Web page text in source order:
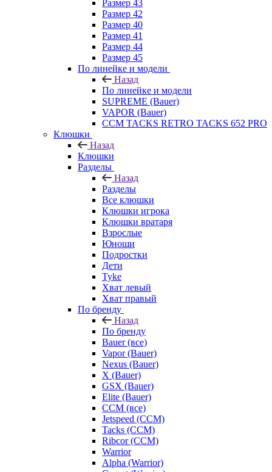
Размер 43
Размер 42
Размер 40
Размер 41
Размер 44
Размер 45
По линейке и модели
Назад
По линейке и модели
SUPREME (Bauer)
VAPOR (Bauer)
CCM TACKS RETRO TACKS 652 PRO
Клюшки
Назад
Клюшки
Разделы
Назад
Разделы
Все клюшки
Клюшки игрока
Клюшки вратаря
Взрослые
Юноши
Подростки
Дети
Tyke
Хват левый
Хват правый
По бренду
Назад
По бренду
Bauer (все)
Vapor (Bauer)
Nexus (Bauer)
X (Bauer)
GSX (Bauer)
Elite (Bauer)
CCM (все)
Jetspeed (CCM)
Tacks (CCM)
Ribcor (CCM)
Warrior
Alpha (Warrior)